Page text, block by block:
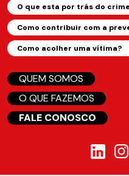
O que esta por trás do
Como contribuir com a
Como acolher uma vítima?
QUEM SOMOS
O QUE FAZEMOS
FALE CONOSCO